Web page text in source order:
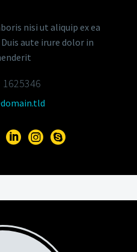
nisi ut aliquip ex ea
aute irure dolor in
1625346